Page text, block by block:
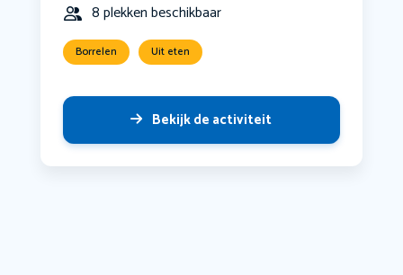
8 plekken beschikbaar
Borrelen Uit eten
Bekijk de activiteit